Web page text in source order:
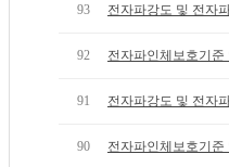
93 전자파강도 및 전자
92 전자파인체보호기준
91 전자파강도 및 전자
90 전자파인체보호기준